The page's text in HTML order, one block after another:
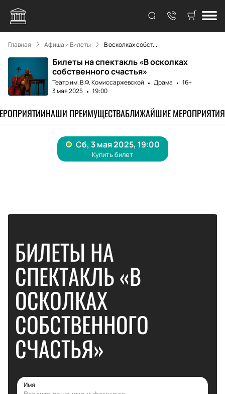
Главная Афиша и Билеты В осколках собст...
Билеты на спектакль «В осколках
собственного счастья»
Театр им. В.Ф. Комиссаржевской Драма
16+
3 мая 2025
19:00
НАШИ ПРЕИМУЩЕСТВАБЛИЖАЙШИЕ МЕРОПРИЯТИЯ
БИЛЕТЫ НА
СПЕКТАКЛЬ «В
ОСКОЛКАХ
СОБСТВЕННОГО
СЧАСТЬЯ»
Имя